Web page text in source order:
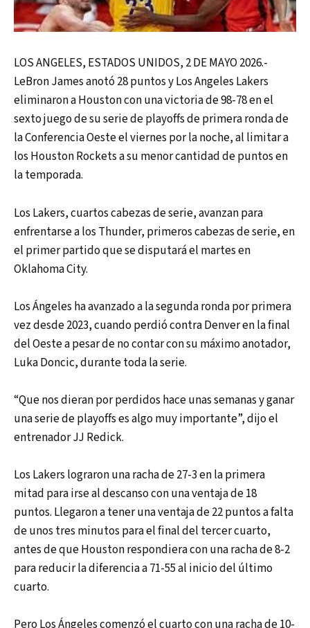
LOS ANGELES, ESTADOS UNIDOS, 2 DE MAYO 2026.-
LeBron James anotó 28 puntos y Los Angeles Lakers
eliminaron a Houston con una victoria de 98-78 en el
sexto juego de su serie de playoffs de primera ronda de
la Conferencia Oeste el viernes por la noche, al limitar a
los Houston Rockets a su menor cantidad de puntos en
la temporada.
Los Lakers, cuartos cabezas de serie, avanzan para
enfrentarse a los Thunder, primeros cabezas de serie, en
el primer partido que se disputará el martes en
Oklahoma City.
Los Ángeles ha avanzado a la segunda ronda por primera
vez desde 2023, cuando perdió contra Denver en la final
del Oeste a pesar de no contar con su máximo anotador,
Luka Doncic, durante toda la serie.
“Que nos dieran por perdidos hace unas semanas y ganar
una serie de playoffs es algo muy importante”, dijo el
entrenador JJ Redick.
Los Lakers lograron una racha de 27-3 en la primera
mitad para irse al descanso con una ventaja de 18
puntos. Llegaron a tener una ventaja de 22 puntos a falta
de unos tres minutos para el final del tercer cuarto,
antes de que Houston respondiera con una racha de 8-2
para reducir la diferencia a 71-55 al inicio del último
cuarto.